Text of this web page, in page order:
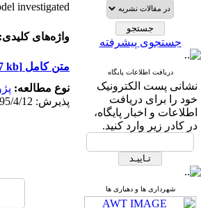
جستجوی پیشرفته
دریافت اطلاعات پایگاه
نشانی پست الکترونیک
خود را برای دریافت
اطلاعات و اخبار پایگاه،
در کادر زیر وارد کنید.
شهرداری ها و دهیاری ها
investigated.
واژه‌های کلیدی:
متن کامل [PDF 1397 kb]
نوع مطالعه:
پذیرش: 1395/4/12 | انتشار: 1395/4/12